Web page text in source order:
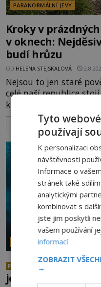
PARANORMÁLNÍ JEVY
Kroky v
v oknech:
budí hrůzu
OD HELENA STEJSKALOVÁ
Nejsou to jen staré
celé naší republice
které mají pověst míst,
ozývají nevysvětlitelné
vysvětlení,
lokality vykazují
celé generace. A
ZOBRAZIT VÍCE
PARANORMÁLNÍ JEVY
PREMIUM
jen ti nejodvážnější!
Tyto
používají
K personalizaci
návštěvnosti
Informace o
stránek také
analytickými
kombinovat s
jste jim poskytli
vašem používání
informací
ZOBRAZIT
→